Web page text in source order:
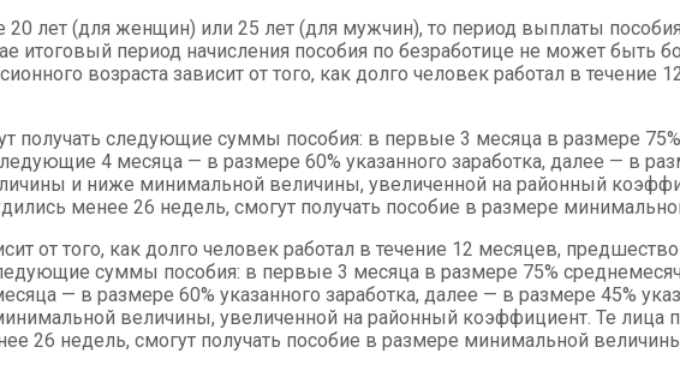
20 лет (для женщин) или 25 лет (для мужчин), то период выплаты
итоговый период начисления пособия по безработице не может быть
возраста зависит от того, как долго человек работал в
получать следующие суммы пособия: в первые 3 месяца в размере
4 месяца — в размере 60% указанного заработка, далее — в
и ниже минимальной величины, увеличенной на районный
менее 26 недель, смогут получать пособие в размере
от того, как долго человек работал в течение 12 месяцев,
суммы пособия: в первые 3 месяца в размере 75%
— в размере 60% указанного заработка, далее — в размере 45%
величины, увеличенной на районный коэффициент. Те лица
26 недель, смогут получать пособие в размере минимальной